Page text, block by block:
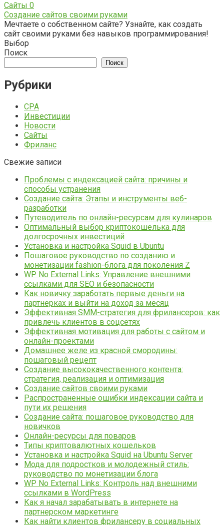
Сайты 0
Создание сайтов своими руками
Мечтаете о собственном сайте? Узнайте, как создать
сайт своими руками без навыков программирования!
Выбор
Поиск
Поиск
Рубрики
CPA
Инвестиции
Новости
Сайты
Фриланс
Свежие записи
Проблемы с индексацией сайта: причины и
способы устранения
Создание сайта: Этапы и инструменты веб-
разработки
Путеводитель по онлайн-ресурсам для кулинаров
Оптимальный выбор криптокошелька для
долгосрочных инвестиций
Установка и настройка Squid в Ubuntu
Пошаговое руководство по созданию и
монетизации fashion-блога для поколения Z
WP No External Links: Управление внешними
ссылками для SEO и безопасности
Как новичку заработать первые деньги на
партнерках и выйти на доход за месяц
Эффективная SMM-стратегия для фрилансеров: как
привлечь клиентов в соцсетях
Эффективная мотивация для работы с сайтом и
онлайн-проектами
Домашнее желе из красной смородины:
пошаговый рецепт
Создание высококачественного контента:
стратегия, реализация и оптимизация
Создание сайтов своими руками
Распространенные ошибки индексации сайта и
пути их решения
Создание сайта: пошаговое руководство для
новичков
Онлайн-ресурсы для поваров
Типы криптовалютных кошельков
Установка и настройка Squid на Ubuntu Server
Мода для подростков и молодежный стиль:
руководство по монетизации блога
WP No External Links: Контроль над внешними
ссылками в WordPress
Как я начал зарабатывать в интернете на
партнерском маркетинге
Как найти клиентов фрилансеру в социальных